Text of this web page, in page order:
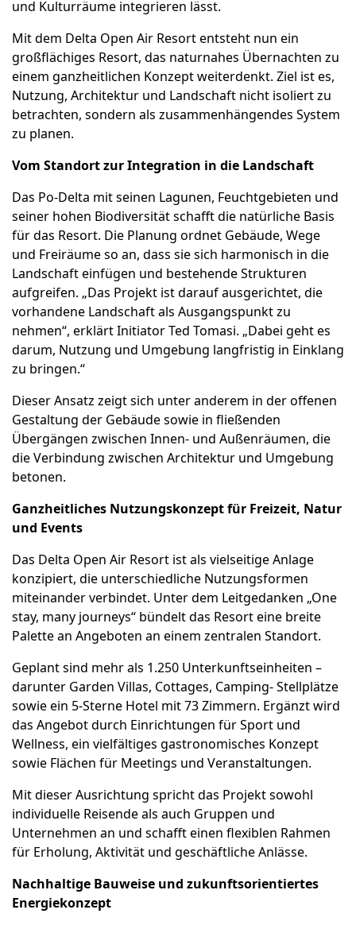
und Kulturräume integrieren lässt.
Mit dem Delta Open Air Resort entsteht nun ein
großflächiges Resort, das naturnahes Übernachten zu
einem ganzheitlichen Konzept weiterdenkt. Ziel ist es,
Nutzung, Architektur und Landschaft nicht isoliert zu
betrachten, sondern als zusammenhängendes System
zu planen.
Vom Standort zur Integration in die Landschaft
Das Po-Delta mit seinen Lagunen, Feuchtgebieten und
seiner hohen Biodiversität schafft die natürliche Basis
für das Resort. Die Planung ordnet Gebäude, Wege
und Freiräume so an, dass sie sich harmonisch in die
Landschaft einfügen und bestehende Strukturen
aufgreifen. „Das Projekt ist darauf ausgerichtet, die
vorhandene Landschaft als Ausgangspunkt zu
nehmen“, erklärt Initiator Ted Tomasi. „Dabei geht es
darum, Nutzung und Umgebung langfristig in Einklang
zu bringen.“
Dieser Ansatz zeigt sich unter anderem in der offenen
Gestaltung der Gebäude sowie in fließenden
Übergängen zwischen Innen- und Außenräumen, die
die Verbindung zwischen Architektur und Umgebung
betonen.
Ganzheitliches Nutzungskonzept für Freizeit, Natur
und Events
Das Delta Open Air Resort ist als vielseitige Anlage
konzipiert, die unterschiedliche Nutzungsformen
miteinander verbindet. Unter dem Leitgedanken „One
stay, many journeys“ bündelt das Resort eine breite
Palette an Angeboten an einem zentralen Standort.
Geplant sind mehr als 1.250 Unterkunftseinheiten –
darunter Garden Villas, Cottages, Camping- Stellplätze
sowie ein 5-Sterne Hotel mit 73 Zimmern. Ergänzt wird
das Angebot durch Einrichtungen für Sport und
Wellness, ein vielfältiges gastronomisches Konzept
sowie Flächen für Meetings und Veranstaltungen.
Mit dieser Ausrichtung spricht das Projekt sowohl
individuelle Reisende als auch Gruppen und
Unternehmen an und schafft einen flexiblen Rahmen
für Erholung, Aktivität und geschäftliche Anlässe.
Nachhaltige Bauweise und zukunftsorientiertes
Energiekonzept